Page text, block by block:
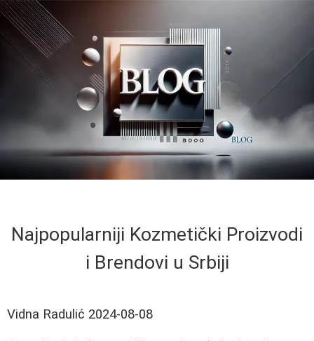
Najpopularniji Kozmetički Proizvodi
i Brendovi u Srbiji
Vidna Radulić 2024-08-08